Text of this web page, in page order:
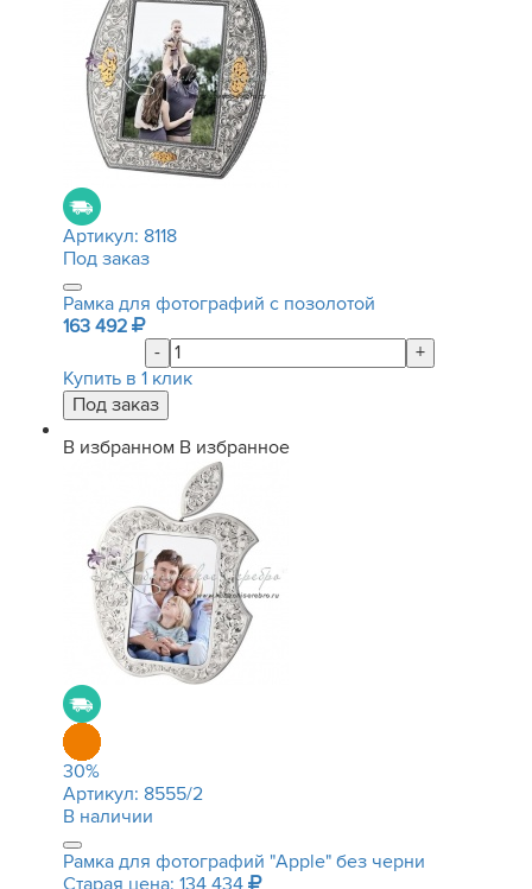
Артикул: 8118
Под заказ
Рамка для фотографий с позолотой
163 492
-
+
Купить в 1 клик
В избранном В избранное
30%
Артикул: 8555/2
В наличии
Рамка для фотографий "Apple" без черни
Старая цена: 134 434